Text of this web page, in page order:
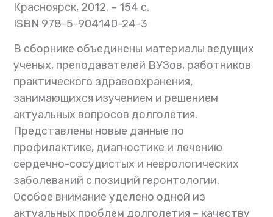
Красноярск, 2012. – 154 с.
ISBN 978-5-904140-24-3
В сборнике объединены материалы ведущих
ученых, преподавателей ВУЗов, работников
практического здравоохранения,
занимающихся изучением и решением
актуальных вопросов долголетия.
Представлены новые данные по
профилактике, диагностике и лечению
сердечно-сосудистых и неврологических
заболеваний с позиций геронтологии.
Особое внимание уделено одной из
актуальных проблем долголетия – качеству